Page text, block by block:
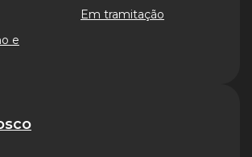
e
Em tramitação